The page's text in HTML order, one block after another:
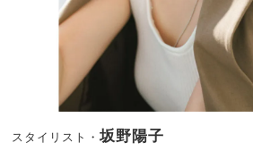
スタイリスト・ 坂野陽子